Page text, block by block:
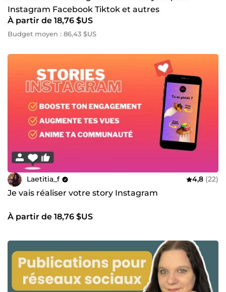
Instagram Facebook Tiktok et autres
À partir de 18,76 $US
Budget moyen : 86,43 $US
Laetitia_f 4,8 (22)
Je vais réaliser votre story Instagram
À partir de 18,76 $US